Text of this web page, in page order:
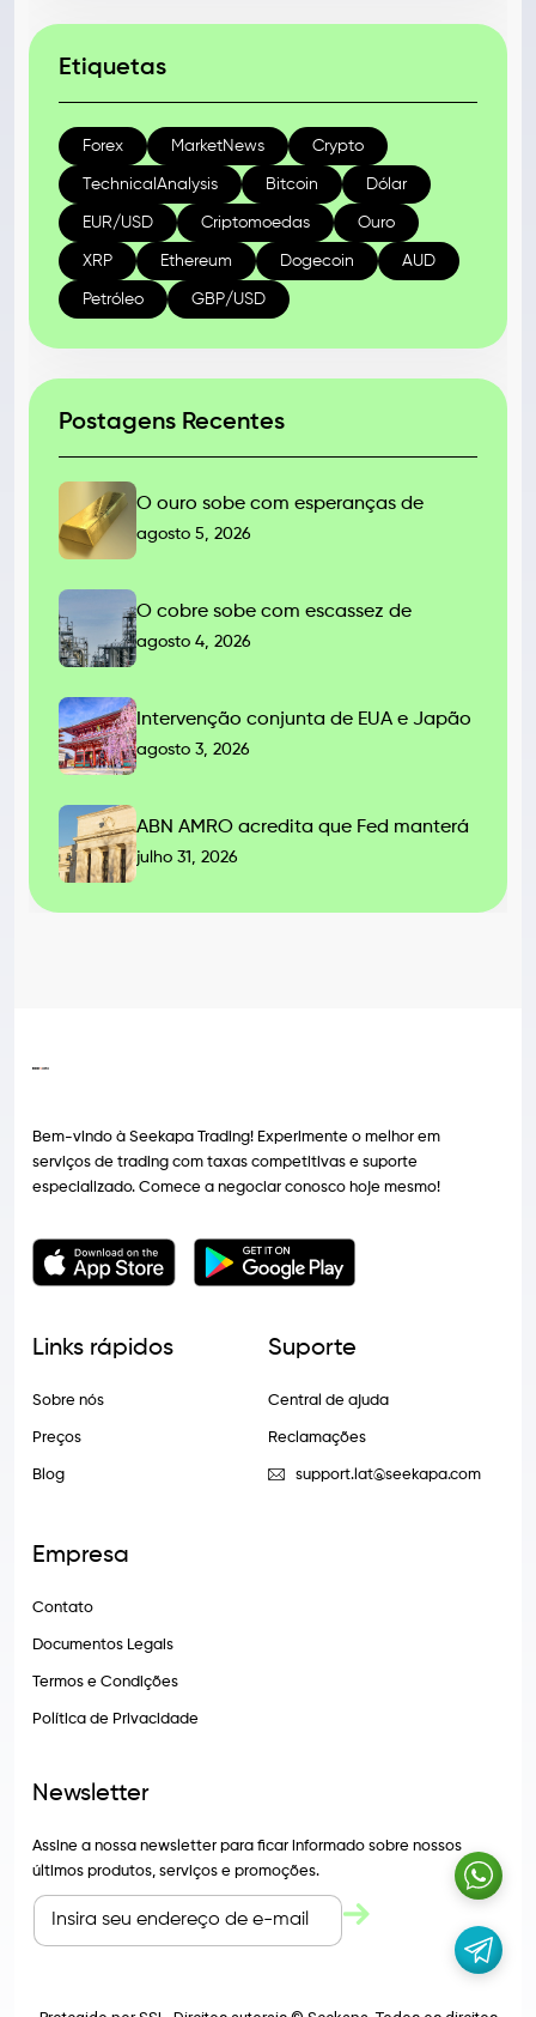
Etiquetas
Forex MarketNews Crypto
TechnicalAnalysis Bitcoin Dólar
EUR/USD Criptomoedas Ouro
XRP Ethereum Dogecoin AUD
Petróleo GBP/USD
Postagens Recentes
O ouro sobe com esperanças de
agosto 5, 2026
O cobre sobe com escassez de
agosto 4, 2026
Intervenção conjunta de EUA e Japão
agosto 3, 2026
ABN AMRO acredita que Fed manterá
julho 31, 2026
Bem-vindo à Seekapa Trading! Experimente o melhor em
serviços de trading com taxas competitivas e suporte
especializado. Comece a negociar conosco hoje mesmo!
Links rápidos
Sobre nós
Preços
Blog
Suporte
Central de ajuda
Reclamações
support.lat@seekapa.com
Empresa
Contato
Documentos Legais
Termos e Condições
Política de Privacidade
Newsletter
Assine a nossa newsletter para ficar informado sobre nossos
últimos produtos, serviços e promoções.